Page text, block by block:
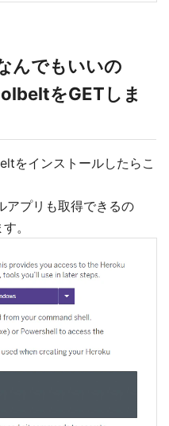
んでもいいの
をGETしま
をインストールしたらこ
アプリも取得できるの
。